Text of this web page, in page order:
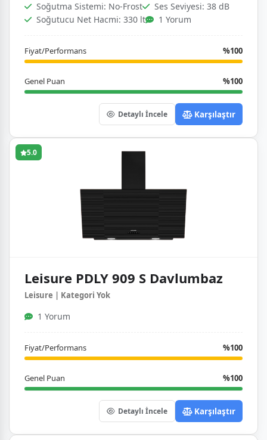
Soğutma Sistemi: No-Frost
Ses Seviyesi: 38 dB
Soğutucu Net Hacmi: 330 lt
1 Yorum
Fiyat/Performans %100
Genel Puan %100
Detaylı İncele Karşılaştır
5.0
Leisure PDLY 909 S Davlumbaz
Leisure | Kategori Yok
1 Yorum
Fiyat/Performans %100
Genel Puan %100
Detaylı İncele Karşılaştır